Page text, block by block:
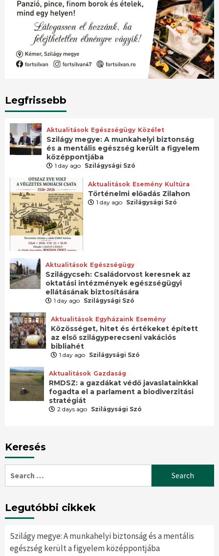
Legfrissebb
Aktualitások Egészségügy Közélet
Szilágy megye: A munkahelyi biztonság
és a mentális egészség került a figyelem
középpontjába
1 day ago Szilágysági Szó
Aktualitások Esemény Kultúra
Történelmi előadás Zilahon
1 day ago Szilágysági Szó
Aktualitások Egészségügy
Szilágycseh: Családorvost keresnek az
oktatási intézmények egészségügyi
ellátásának biztosítására
1 day ago Szilágysági Szó
Aktualitások Egyházaink Esemény
Közösséget, hitet és értékeket épített
az első szilágyperecseni vakációs
bibliahét
1 day ago Szilágysági Szó
Aktualitások Gazdaság
RMDSZ: a gazdákat védő javaslatainkkal
fogadta el a parlament a biodiverzitási
stratégiát
2 days ago Szilágysági Szó
Keresés
for:
Legutóbbi cikkek
Szilágy megye: A munkahelyi biztonság és a mentális
egészség került a figyelem középpontjába